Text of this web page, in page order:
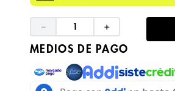
＋
－
MEDIOS DE PAGO